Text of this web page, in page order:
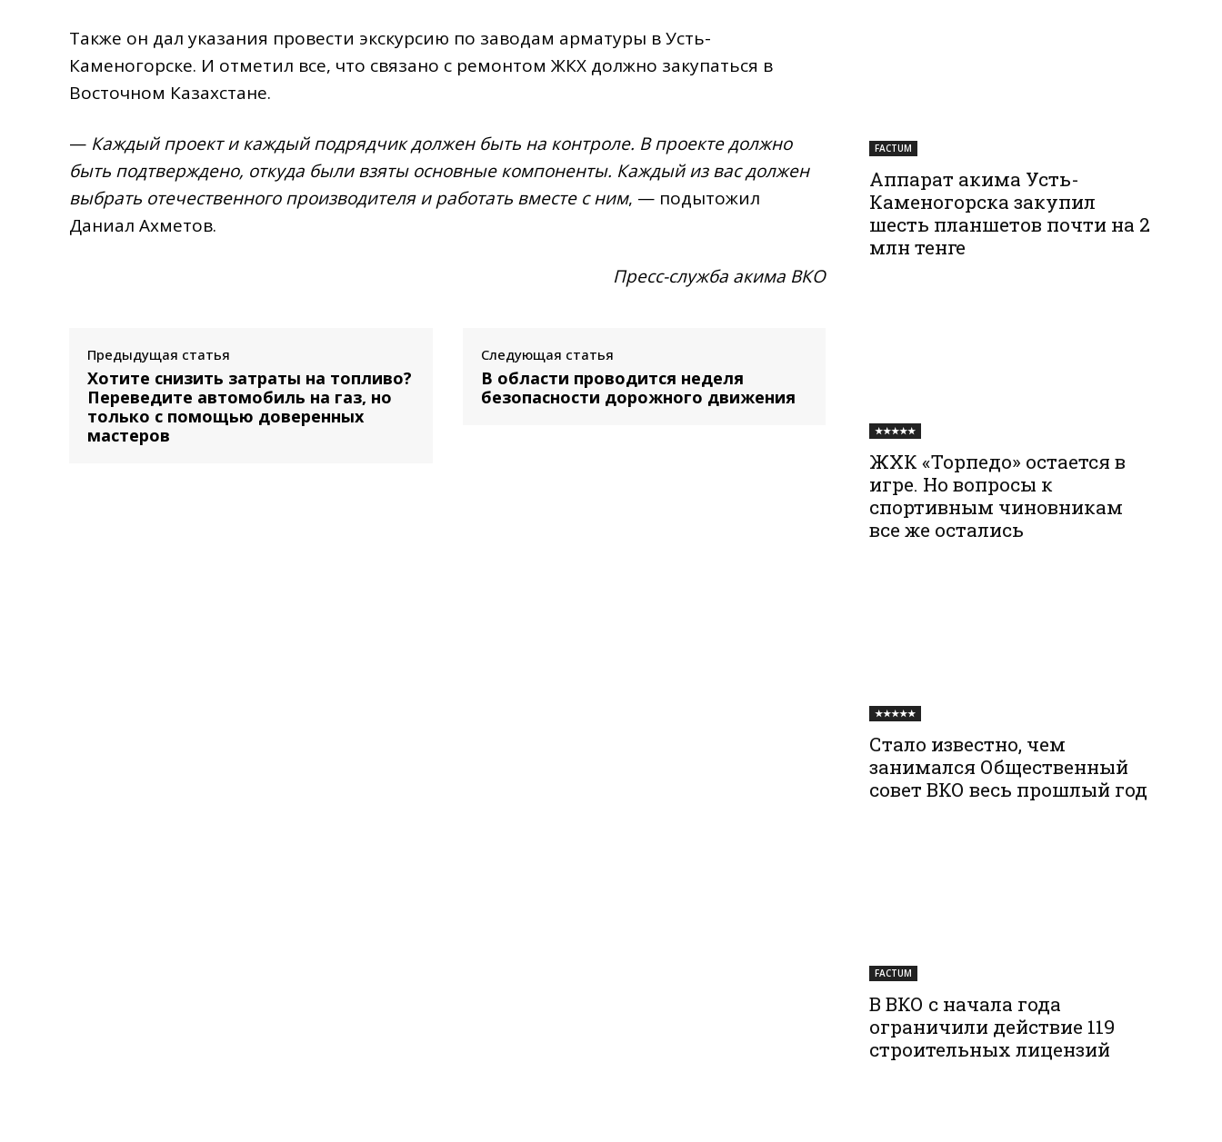
Также он дал указания провести экскурсию по заводам арматуры в Усть-
Каменогорске. И отметил все, что связано с ремонтом ЖКХ должно закупаться в
Восточном Казахстане.
— Каждый проект и каждый подрядчик должен быть на контроле. В проекте должно
быть подтверждено, откуда были взяты основные компоненты. Каждый из вас должен
выбрать отечественного производителя и работать вместе с ним, — подытожил
Даниал Ахметов.
Пресс-служба акима ВКО
Предыдущая статья
Хотите снизить затраты на топливо?
Переведите автомобиль на газ, но
только с помощью доверенных
мастеров
Следующая статья
В области проводится неделя
безопасности дорожного движения
FACTUM
Аппарат акима Усть-
Каменогорска закупил
шесть планшетов почти на 2
млн тенге
★★★★★
ЖХК «Торпедо» остается в
игре. Но вопросы к
спортивным чиновникам
все же остались
★★★★★
Стало известно, чем
занимался Общественный
совет ВКО весь прошлый год
FACTUM
В ВКО с начала года
ограничили действие 119
строительных лицензий